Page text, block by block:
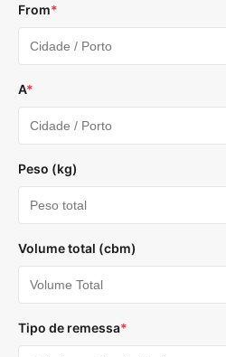
From*
A*
Peso (kg)
Volume total (cbm)
Tipo de remessa*